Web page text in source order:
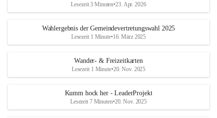
Lesezeit 3 Minuten•23. Apr. 2026
Wahlergebnis der Gemeindevertretungswahl 2025
Lesezeit 1 Minute•16. März 2025
Wander- & Freizeitkarten
Lesezeit 1 Minute•20. Nov. 2025
Kumm hock her - LeaderProjekt
Lesezeit 7 Minuten•20. Nov. 2025